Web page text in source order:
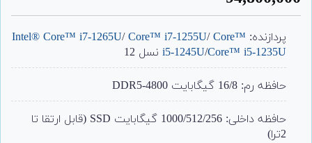
مشتری
پردازنده: Intel® Core™ i7-1265U/Core™ i7-1255U/Core™
i5-1245U/Core™ i5-1235U نسل 12
حافظه رم: 16/8 گیگابایت DDR5-4800
حافظه داخلی: 1000/512/256 گیگابایت SSD (قابل ارتقا تا
2ترا)